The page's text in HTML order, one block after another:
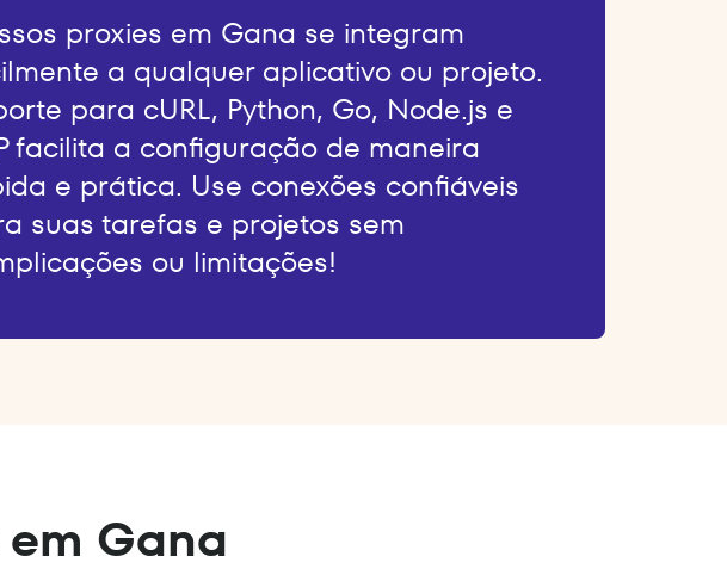
proxies em Gana se integram
a qualquer aplicativo ou projeto.
para cURL, Python, Go, Node.js e
facilita a configuração de maneira
e prática. Use conexões confiáveis
suas tarefas e projetos sem
ou limitações!
Gana